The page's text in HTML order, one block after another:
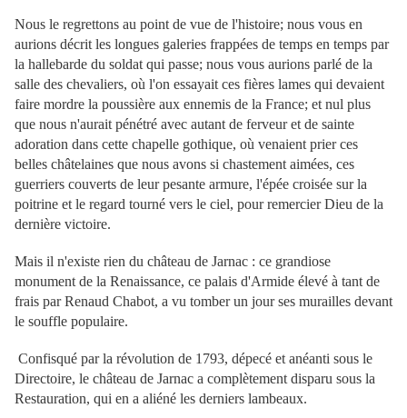
Nous le regrettons au point de vue de l'histoire; nous vous en
aurions décrit les longues galeries frappées de temps en temps par
la hallebarde du soldat qui passe; nous vous aurions parlé de la
salle des chevaliers, où l'on essayait ces fières lames qui devaient
faire mordre la poussière aux ennemis de la France; et nul plus
que nous n'aurait pénétré avec autant de ferveur et de sainte
adoration dans cette chapelle gothique, où venaient prier ces
belles châtelaines que nous avons si chastement aimées, ces
guerriers couverts de leur pesante armure, l'épée croisée sur la
poitrine et le regard tourné vers le ciel, pour remercier Dieu de la
dernière victoire.
Mais il n'existe rien du château de Jarnac : ce grandiose
monument de la Renaissance, ce palais d'Armide élevé à tant de
frais par Renaud Chabot, a vu tomber un jour ses murailles devant
le souffle populaire.
Confisqué par la révolution de 1793, dépecé et anéanti sous le
Directoire, le château de Jarnac a complètement disparu sous la
Restauration, qui en a aliéné les derniers lambeaux.